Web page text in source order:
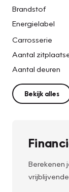
Brandstof
Energielabel
Carrosserie
Aantal
Aantal deuren
Bekijk alles
Berekenen